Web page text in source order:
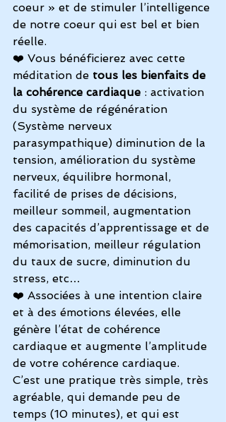
coeur » et de stimuler l’intelligence
de notre coeur qui est bel et bien
réelle.
❤️ Vous bénéficierez avec cette
méditation de tous les bienfaits de
la cohérence cardiaque : activation
du système de régénération
(Système nerveux
parasympathique) diminution de la
tension, amélioration du système
nerveux, équilibre hormonal,
facilité de prises de décisions,
meilleur sommeil, augmentation
des capacités d’apprentissage et de
mémorisation, meilleur régulation
du taux de sucre, diminution du
stress, etc…
❤️ Associées à une intention claire
et à des émotions élevées, elle
génère l’état de cohérence
cardiaque et augmente l’amplitude
de votre cohérence cardiaque.
C’est une pratique très simple, très
agréable, qui demande peu de
temps (10 minutes), et qui est